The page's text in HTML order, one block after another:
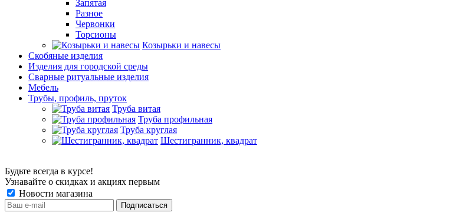
Запятая
Разное
Червонки
Торсионы
Козырьки и навесы
Скобяные изделия
Изделия для городской среды
Сварные ритуальные изделия
Мебель
Трубы, профиль, пруток
Труба витая
Труба профильная
Труба круглая
Шестигранник, квадрат
Будьте всегда в курсе!
Узнавайте о скидках и акциях первым
Новости магазина